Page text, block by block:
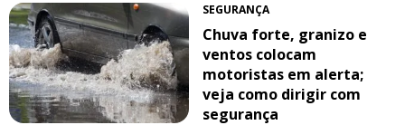
SEGURANÇA
Chuva forte, granizo e
ventos colocam
motoristas em alerta;
veja como dirigir com
segurança